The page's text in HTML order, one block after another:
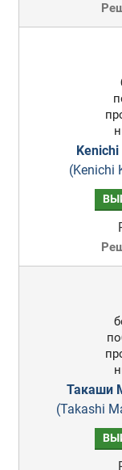
(Kenichi
Такаши
(Takashi